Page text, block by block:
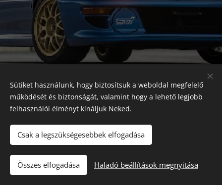
Japanese Classic Car Parts
Garancia & Szállítás Sütik
Sütiket használunk, hogy biztosítsuk a weboldal megfelelő
működését és biztonságát, valamint hogy a lehető legjobb
felhasználói élményt kínáljuk Neked.
Csak a legszükségesebbek elfogadása
Összes elfogadása Haladó beállítások megnyitása